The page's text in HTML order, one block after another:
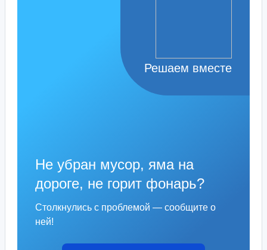
Решаем вместе
Не убран мусор, яма на
дороге, не горит фонарь?
Столкнулись с проблемой — сообщите о
ней!